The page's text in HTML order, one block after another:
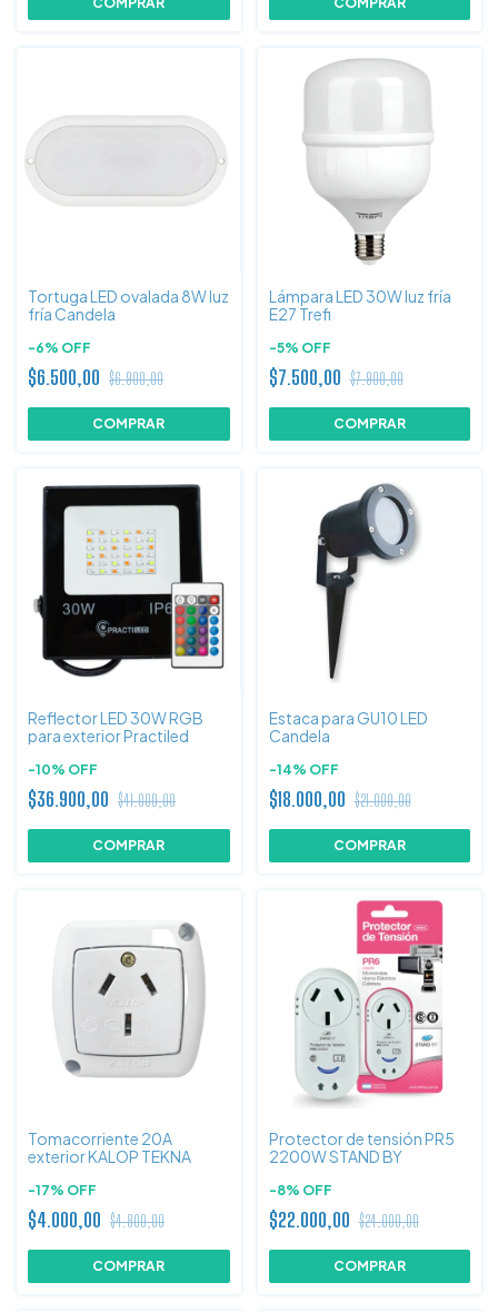
Tortuga LED ovalada 8W luz
fría Candela
-6% OFF
$6.500,00 $6.900,00
Lámpara LED 30W luz fría
E27 Trefi
-5% OFF
$7.500,00 $7.900,00
Reflector LED 30W RGB
para exterior Practiled
-10% OFF
$36.900,00 $41.000,00
Estaca para GU10 LED
Candela
-14% OFF
$18.000,00 $21.000,00
Tomacorriente 20A
exterior KALOP TEKNA
-17% OFF
$4.000,00 $4.800,00
Protector de tensión PR5
2200W STAND BY
-8% OFF
$22.000,00 $24.000,00